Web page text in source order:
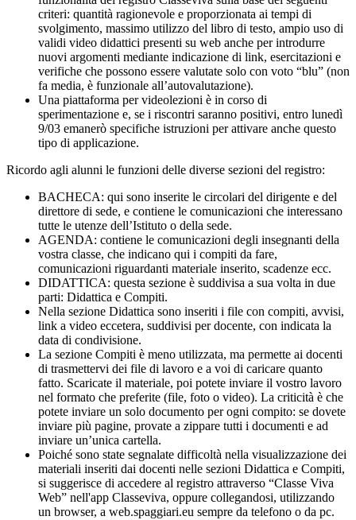
criteri: quantità ragionevole e proporzionata ai tempi di
svolgimento, massimo utilizzo del libro di testo, ampio uso di
validi video didattici presenti su web anche per introdurre
nuovi argomenti mediante indicazione di link, esercitazioni e
verifiche che possono essere valutate solo con voto “blu” (non
fa media, è funzionale all’autovalutazione).
Una piattaforma per videolezioni è in corso di
sperimentazione e, se i riscontri saranno positivi, entro lunedì
9/03 emanerò specifiche istruzioni per attivare anche questo
tipo di applicazione.
Ricordo agli alunni le funzioni delle diverse sezioni del registro:
BACHECA: qui sono inserite le circolari del dirigente e del
direttore di sede, e contiene le comunicazioni che interessano
tutte le utenze dell’Istituto o della sede.
AGENDA: contiene le comunicazioni degli insegnanti della
vostra classe, che indicano qui i compiti da fare,
comunicazioni riguardanti materiale inserito, scadenze ecc.
DIDATTICA: questa sezione è suddivisa a sua volta in due
parti: Didattica e Compiti.
Nella sezione Didattica sono inseriti i file con compiti, avvisi,
link a video eccetera, suddivisi per docente, con indicata la
data di condivisione.
La sezione Compiti è meno utilizzata, ma permette ai docenti
di trasmettervi dei file di lavoro e a voi di caricare quanto
fatto. Scaricate il materiale, poi potete inviare il vostro lavoro
nel formato che preferite (file, foto o video). La criticità è che
potete inviare un solo documento per ogni compito: se dovete
inviare più pagine, provate a zippare tutti i documenti e ad
inviare un’unica cartella.
Poiché sono state segnalate difficoltà nella visualizzazione dei
materiali inseriti dai docenti nelle sezioni Didattica e Compiti,
si suggerisce di accedere al registro attraverso “Classe Viva
Web” nell'app Classeviva, oppure collegandosi, utilizzando
un browser, a web.spaggiari.eu sempre da telefono o da pc.